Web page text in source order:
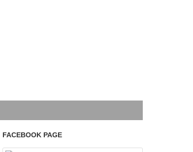
FACEBOOK PAGE